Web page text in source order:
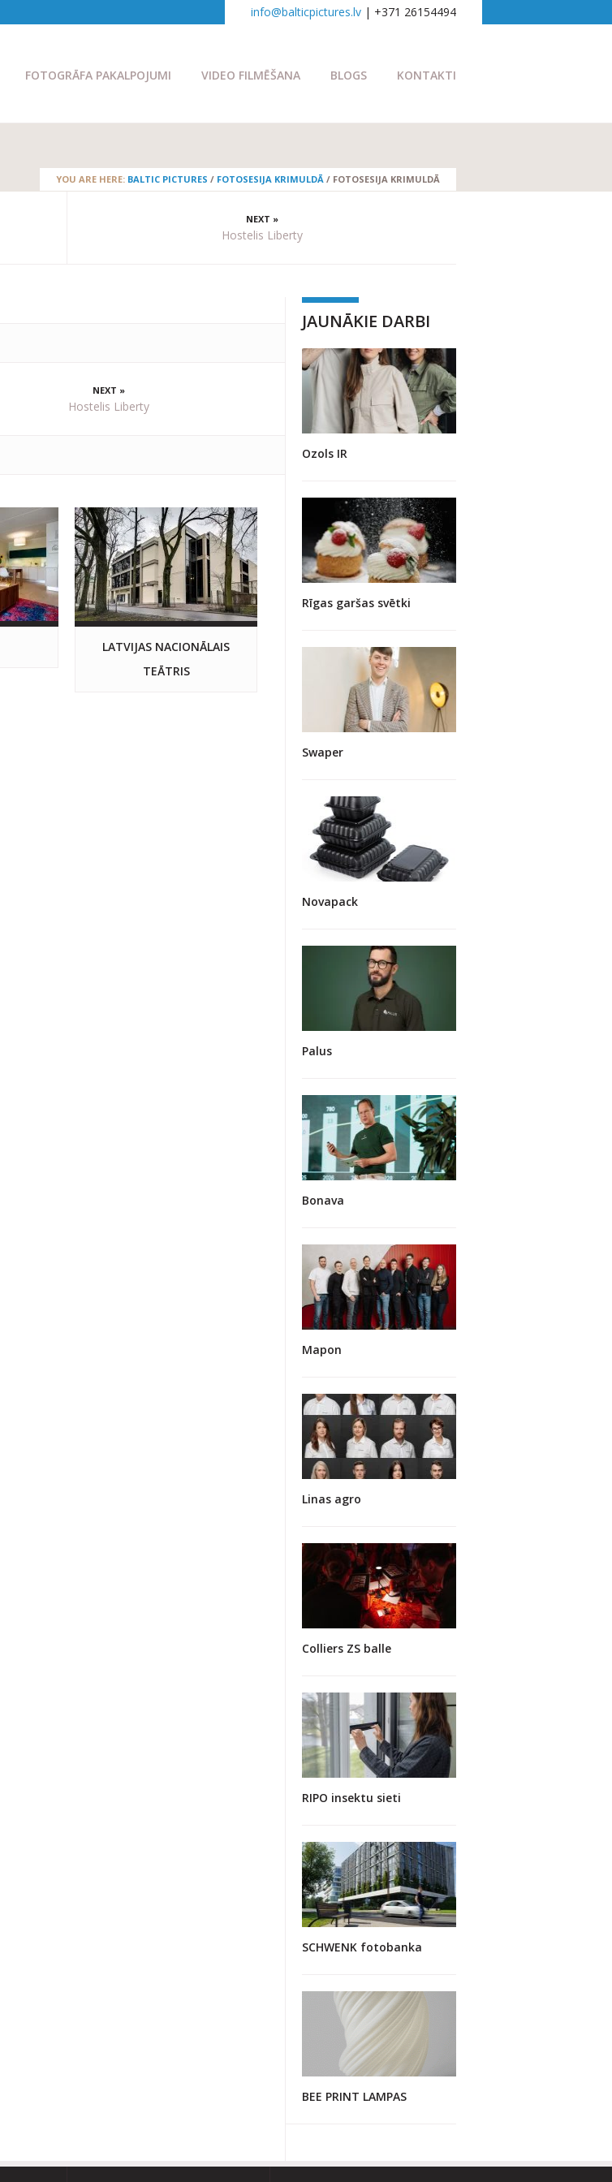
info@balticpictures.lv | +371 26154494
FOTOGRĀFA PAKALPOJUMI VIDEO FILMĒŠANA BLOGS KONTAKTI
YOU ARE HERE: BALTIC PICTURES / FOTOSESIJA KRIMULDĀ / FOTOSESIJA KRIMULDĀ
NEXT »
Hostelis Liberty
NEXT »
Hostelis Liberty
LATVIJAS NACIONĀLAIS
TEĀTRIS
JAUNĀKIE DARBI
Ozols IR
Rīgas garšas svētki
Swaper
Novapack
Palus
Bonava
Mapon
Linas agro
Colliers ZS balle
RIPO insektu sieti
SCHWENK fotobanka
BEE PRINT LAMPAS